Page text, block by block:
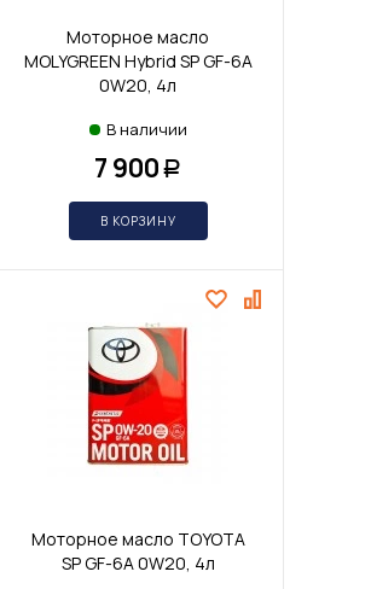
Моторное масло
MOLYGREEN Hybrid SP GF-6A
0W20, 4л
В наличии
7 900 Р
В КОРЗИНУ
Моторное масло TOYOTA
SP GF-6А 0W20, 4л